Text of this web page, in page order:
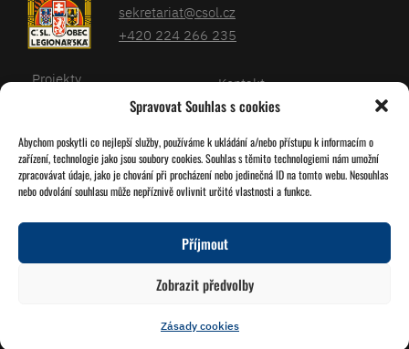
Spravovat Souhlas s cookies
Abychom poskytli co nejlepší služby, používáme k ukládání a/nebo přístupu k informacím o
zařízení, technologie jako jsou soubory cookies. Souhlas s těmito technologiemi nám umožní
zpracovávat údaje, jako je chování při procházení nebo jedinečná ID na tomto webu. Nesouhlas
nebo odvolání souhlasu může nepříznivě ovlivnit určité vlastnosti a funkce.
Příjmout
Zobrazit předvolby
Zásady cookies
sekretariat@csol.cz
+420 224 266 235
Sledujte nás!
Projekty
Kalendář
O nás
Kontakt
Databáze legionářů
Pro členy
Zásady cookies
Studio DružbaVytvořilMiroslav Tomášek